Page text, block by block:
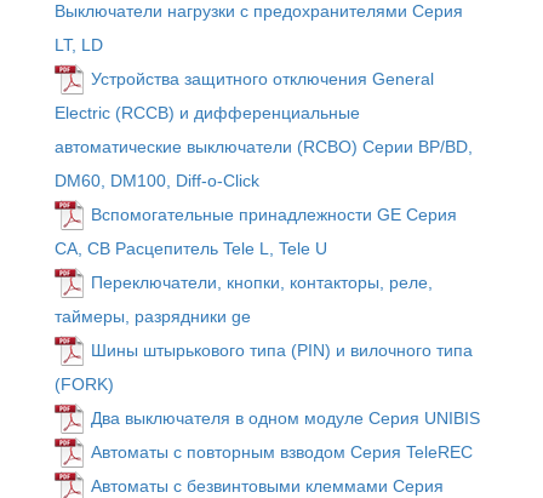
Выключатели нагрузки с предохранителями Серия
LT, LD
Устройства защитного отключения General
Electric (RCCB) и дифференциальные
автоматические выключатели (RCBO) Серии BP/BD,
DM60, DM100, Diff-o-Click
Вспомогательные принадлежности GE Серия
CA, CB Расцепитель Tele L, Tele U
Переключатели, кнопки, контакторы, реле,
таймеры, разрядники ge
Шины штырькового типа (PIN) и вилочного типа
(FORK)
Два выключателя в одном модуле Серия UNIBIS
Автоматы с повторным взводом Серия TeleREC
Автоматы с безвинтовыми клеммами Серия